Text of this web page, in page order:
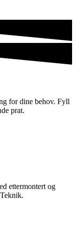
for dine behov. Fyll
prat.
ettermontert og